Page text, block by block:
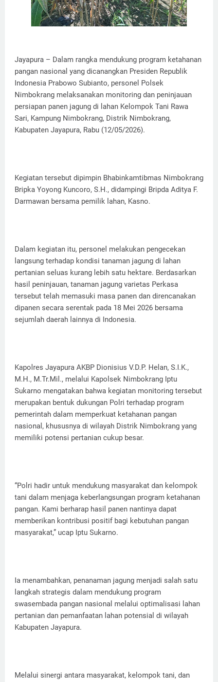
Jayapura – Dalam rangka mendukung program ketahanan
pangan nasional yang dicanangkan Presiden Republik
Indonesia Prabowo Subianto, personel Polsek
Nimbokrang melaksanakan monitoring dan peninjauan
persiapan panen jagung di lahan Kelompok Tani Rawa
Sari, Kampung Nimbokrang, Distrik Nimbokrang,
Kabupaten Jayapura, Rabu (12/05/2026).
Kegiatan tersebut dipimpin Bhabinkamtibmas Nimbokrang
Bripka Yoyong Kuncoro, S.H., didampingi Bripda Aditya F.
Darmawan bersama pemilik lahan, Kasno.
Dalam kegiatan itu, personel melakukan pengecekan
langsung terhadap kondisi tanaman jagung di lahan
pertanian seluas kurang lebih satu hektare. Berdasarkan
hasil peninjauan, tanaman jagung varietas Perkasa
tersebut telah memasuki masa panen dan direncanakan
dipanen secara serentak pada 18 Mei 2026 bersama
sejumlah daerah lainnya di Indonesia.
Kapolres Jayapura AKBP Dionisius V.D.P. Helan, S.I.K.,
M.H., M.Tr.Mil., melalui Kapolsek Nimbokrang Iptu
Sukarno mengatakan bahwa kegiatan monitoring tersebut
merupakan bentuk dukungan Polri terhadap program
pemerintah dalam memperkuat ketahanan pangan
nasional, khususnya di wilayah Distrik Nimbokrang yang
memiliki potensi pertanian cukup besar.
“Polri hadir untuk mendukung masyarakat dan kelompok
tani dalam menjaga keberlangsungan program ketahanan
pangan. Kami berharap hasil panen nantinya dapat
memberikan kontribusi positif bagi kebutuhan pangan
masyarakat,” ucap Iptu Sukarno.
Ia menambahkan, penanaman jagung menjadi salah satu
langkah strategis dalam mendukung program
swasembada pangan nasional melalui optimalisasi lahan
pertanian dan pemanfaatan lahan potensial di wilayah
Kabupaten Jayapura.
Melalui sinergi antara masyarakat, kelompok tani, dan